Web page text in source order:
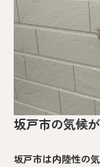
坂戸市の気候
坂戸市は内陸性の